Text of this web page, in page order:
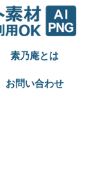
素乃庵とは
お問い合わせ